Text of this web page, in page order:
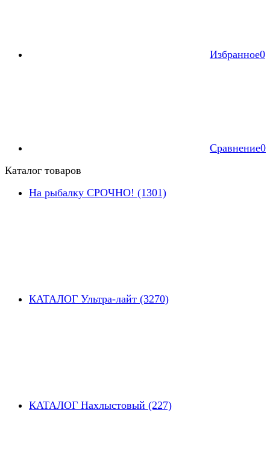
Избранное0
Сравнение0
Каталог товаров
На рыбалку СРОЧНО! (1301)
КАТАЛОГ Ультра-лайт (3270)
КАТАЛОГ Нахлыстовый (227)